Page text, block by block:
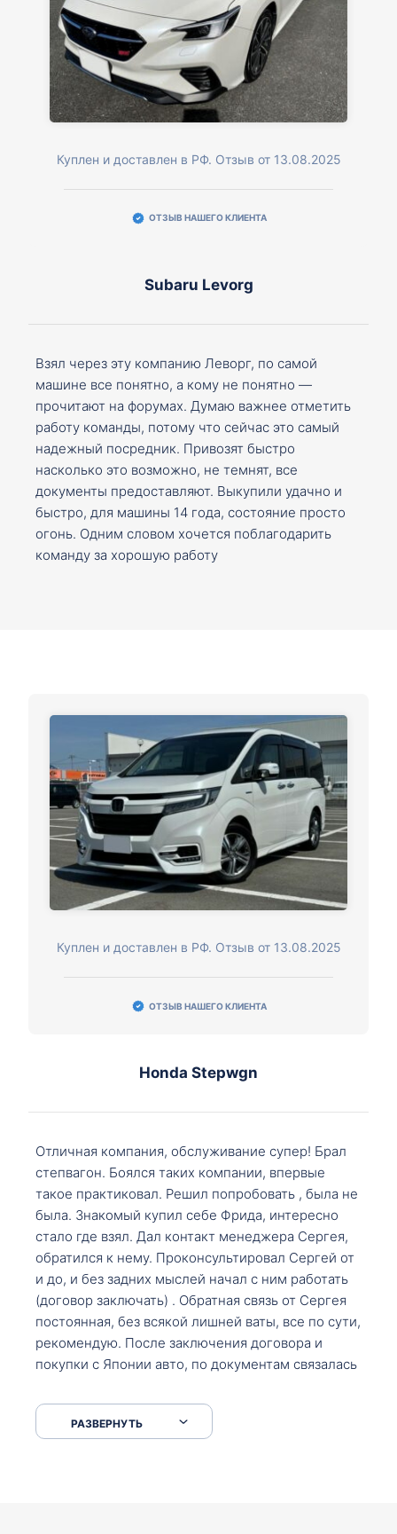
Куплен и доставлен в РФ. Отзыв от 13.08.2025
ОТЗЫВ НАШЕГО КЛИЕНТА
Subaru Levorg
Взял через эту компанию Леворг, по самой
машине все понятно, а кому не понятно —
прочитают на форумах. Думаю важнее отметить
работу команды, потому что сейчас это самый
надежный посредник. Привозят быстро
насколько это возможно, не темнят, все
документы предоставляют. Выкупили удачно и
быстро, для машины 14 года, состояние просто
огонь. Одним словом хочется поблагодарить
команду за хорошую работу
Куплен и доставлен в РФ. Отзыв от 13.08.2025
ОТЗЫВ НАШЕГО КЛИЕНТА
Honda Stepwgn
Отличная компания, обслуживание супер! Брал
степвагон. Боялся таких компании, впервые
такое практиковал. Решил попробовать , была не
была. Знакомый купил себе Фрида, интересно
стало где взял. Дал контакт менеджера Сергея,
обратился к нему. Проконсультировал Сергей от
и до, и без задних мыслей начал с ним работать
(договор заключать) . Обратная связь от Сергея
постоянная, без всякой лишней ваты, все по сути,
рекомендую. После заключения договора и
покупки с Японии авто, по документам связалась
что заполнить, куда зайти, образцы и т.д. После
приехал за авто. Меня тепло встретили Сергей с
РАЗВЕРНУТЬ